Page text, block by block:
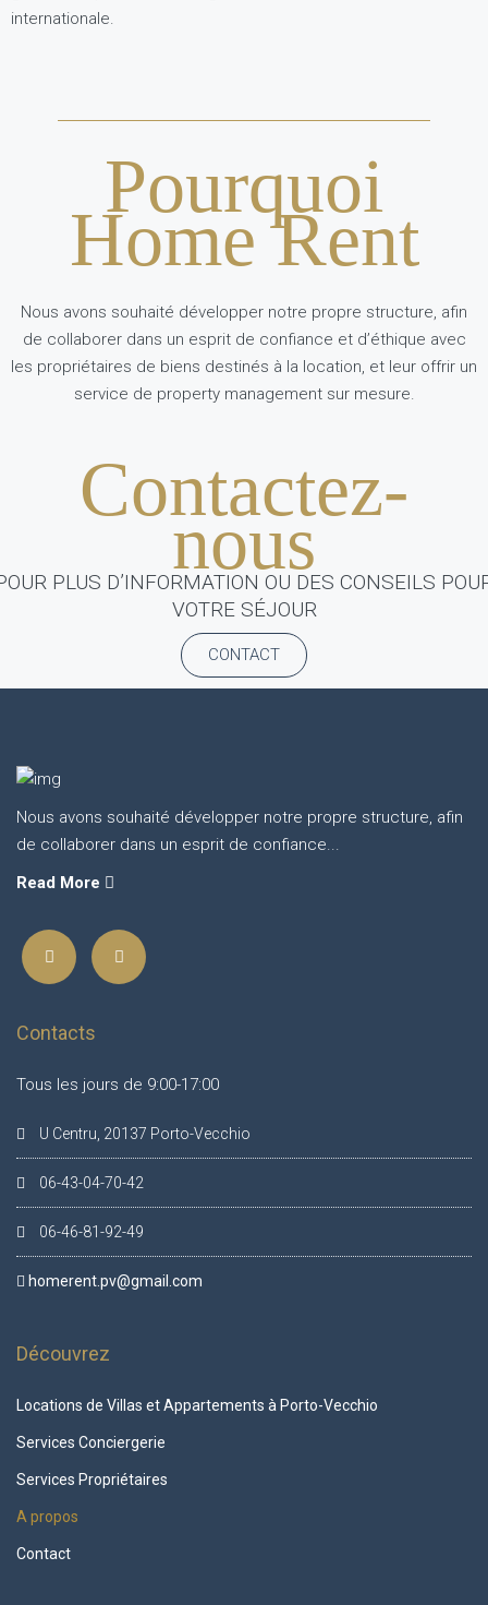
internationale.
Pourquoi
Home Rent
Nous avons souhaité développer notre propre structure, afin
de collaborer dans un esprit de confiance et d’éthique avec
les propriétaires de biens destinés à la location, et leur offrir un
service de property management sur mesure.
Contactez-
nous
PLUS D’INFORMATION OU DES CONSEILS
VOTRE SÉJOUR
CONTACT
Nous avons souhaité développer notre propre structure, afin
de collaborer dans un esprit de confiance...
Read More
Contacts
Tous les jours de 9:00-17:00
U Centru, 20137 Porto-Vecchio
06-43-04-70-42
06-46-81-92-49
homerent.pv@gmail.com
Découvrez
Locations de Villas et Appartements à Porto-Vecchio
Services Conciergerie
Services Propriétaires
A propos
Contact